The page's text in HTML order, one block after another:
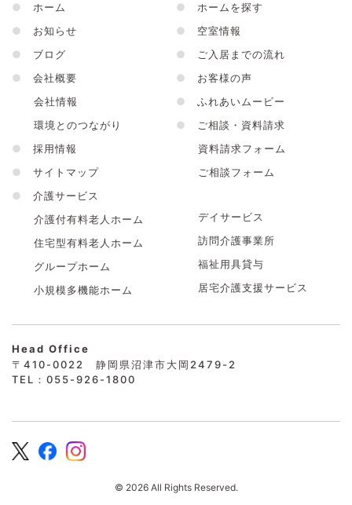
●
ホーム
●
お知らせ
●
ブログ
●
会社概要
会社情報
環境とのつながり
●
採用情報
●
サイトマップ
●
介護サービス
介護付有料老人ホーム
住宅型有料老人ホーム
グループホーム
小規模多機能ホーム
●
ホームを探す
●
空室情報
●
ご入居までの流れ
●
お客様の声
●
ふれあいムービー
●
ご相談・資料請求
資料請求フォーム
ご相談フォーム
デイサービス
訪問介護事業所
福祉用具貸与
居宅介護支援サービス
Head Office
〒410-0022 静岡県沼津市大岡2479-2
TEL：055-926-1800
© 2026 All Rights Reserved.